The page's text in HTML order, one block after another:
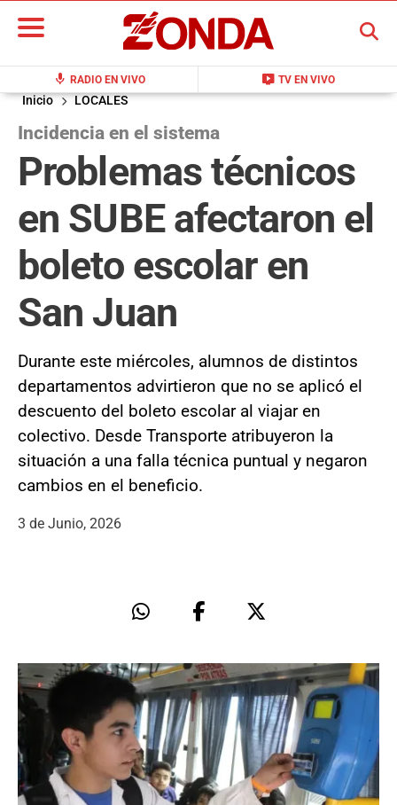
mic RADIO EN VIVO live_tv TV EN VIVO
BUSCAR
Inicio LOCALES
Incidencia en el sistema
Problemas técnicos
en SUBE afectaron el
boleto escolar en
San Juan
Durante este miércoles, alumnos de distintos
departamentos advirtieron que no se aplicó el
descuento del boleto escolar al viajar en
colectivo. Desde Transporte atribuyeron la
situación a una falla técnica puntual y negaron
cambios en el beneficio.
3 de Junio, 2026